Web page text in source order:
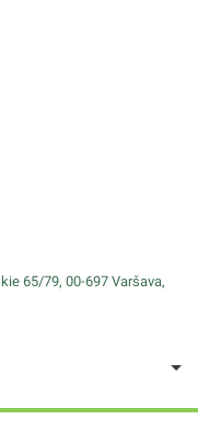
65/79, 00-697 Varšava,